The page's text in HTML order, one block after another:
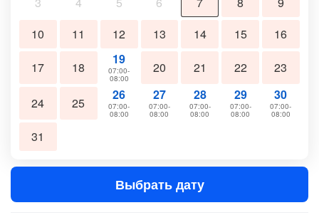
10
11 12 13 14 15 16
17 18
19
07:00-
08:00
20 21 22 23
24 25
26
07:00-
08:00
27
07:00-
08:00
28
07:00-
08:00
29
07:00-
08:00
30
07:00-
08:00
31
Выбрать дату